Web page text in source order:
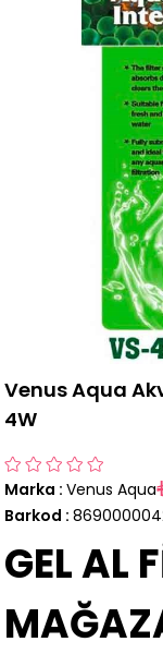
Venus Aqua
4W
Marka : Venus Aqua
Barkod :
GEL AL